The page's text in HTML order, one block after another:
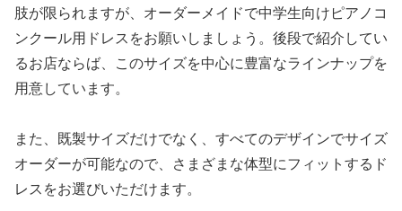
肢が限られますが、オーダーメイドで中学生向けピアノコ
ンクール用ドレスをお願いしましょう。後段で紹介してい
るお店ならば、このサイズを中心に豊富なラインナップを
用意しています。
また、既製サイズだけでなく、すべてのデザインでサイズ
オーダーが可能なので、さまざまな体型にフィットするド
レスをお選びいただけます。